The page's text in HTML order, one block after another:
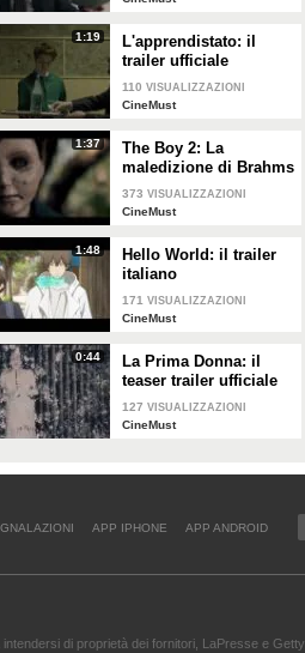
1:19
L'apprendistato: il
trailer ufficiale
110 VISUALIZZAZIONI
CineMust
1:37
The Boy 2: La
maledizione di Brahms
- il trailer italiano
373 VISUALIZZAZIONI
CineMust
1:48
Hello World: il trailer
italiano
171 VISUALIZZAZIONI
CineMust
0:44
La Prima Donna: il
teaser trailer ufficiale
127 VISUALIZZAZIONI
CineMust
APP IPHONE APP ANDROID
di proprietà dei fornitori, LaPresse e Getty